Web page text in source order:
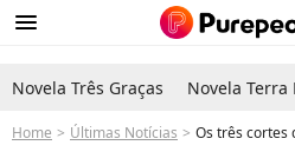
menu
Novela Três Graças Novela Terra
Home Últimas Notícias Os três cortes de cabelo